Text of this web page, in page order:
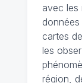
avec les
cartes
les
région,